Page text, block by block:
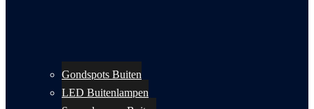
Gondspots Buiten
LED Buitenlampen